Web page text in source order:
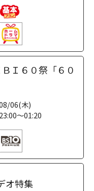
Ｉ６０祭「６０
06(木)
23:00～01:20
オ特集